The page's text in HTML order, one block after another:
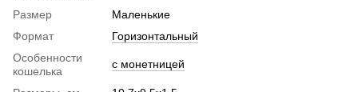
Размер
Маленькие
Формат
Горизонтальный
Особенности
кошелька
с монетницей